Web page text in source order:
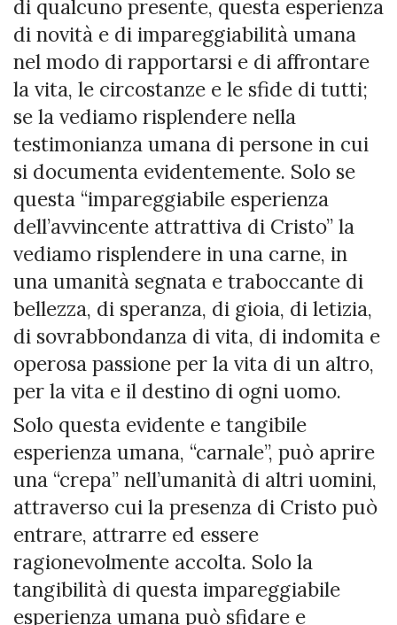
di qualcuno presente, questa esperienza
di novità e di impareggiabilità umana
nel modo di rapportarsi e di affrontare
la vita, le circostanze e le sfide di tutti;
se la vediamo risplendere nella
testimonianza umana di persone in cui
si documenta evidentemente. Solo se
questa “impareggiabile esperienza
dell’avvincente attrattiva di Cristo” la
vediamo risplendere in una carne, in
una umanità segnata e traboccante di
bellezza, di speranza, di gioia, di letizia,
di sovrabbondanza di vita, di indomita e
operosa passione per la vita di un altro,
per la vita e il destino di ogni uomo.
Solo questa evidente e tangibile
esperienza umana, “carnale”, può aprire
una “crepa” nell’umanità di altri uomini,
attraverso cui la presenza di Cristo può
entrare, attrarre ed essere
ragionevolmente accolta. Solo la
tangibilità di questa impareggiabile
esperienza umana può sfidare e